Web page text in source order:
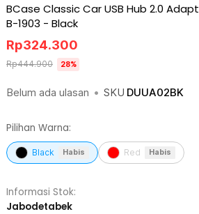
BCase Classic Car USB Hub 2.0
B-1903 - Black
Belum ada ulasan • SKU DUUA02BK
Rp324.300
Rp444.900 28%
Pilihan Warna:
Black Habis Red Habis
Informasi Stok:
Jabodetabek